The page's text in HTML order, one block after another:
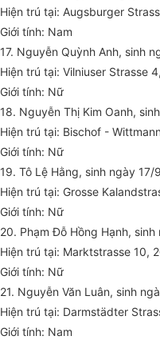
Hiện trú tại: Augsburger
Giới tính: Nam
17. Nguyễn Quỳnh Anh, sinh
Hiện trú tại: Vilniuser Strasse
Giới tính: Nữ
18. Nguyễn Thị Kim Oanh,
Hiện trú tại: Bischof -
Giới tính: Nữ
19. Tô Lệ Hằng, sinh ngày
Hiện trú tại: Grosse
Giới tính: Nữ
20. Phạm Đỗ Hồng Hạnh,
Hiện trú tại: Marktstrasse 10,
Giới tính: Nữ
21. Nguyễn Văn Luân, sinh
Hiện trú tại: Darmstädter
Giới tính: Nam